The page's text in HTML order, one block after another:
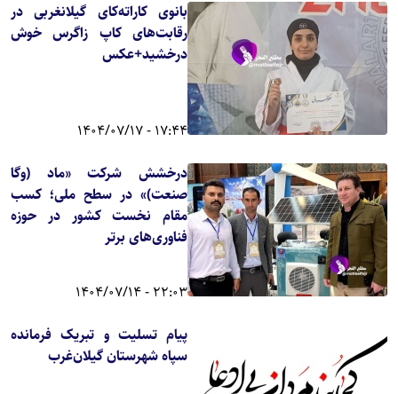
بانوی کاراته‌کای گیلانغربی در
رقابت‌های کاپ زاگرس خوش
درخشید+عکس
17:44 - 1404/07/17
درخشش شرکت «ماد (وگا
صنعت)» در سطح ملی؛ کسب
مقام نخست کشور در حوزه
فناوری‌های برتر
22:03 - 1404/07/14
پیام تسلیت و تبریک فرمانده
سپاه شهرستان گیلان‌غرب